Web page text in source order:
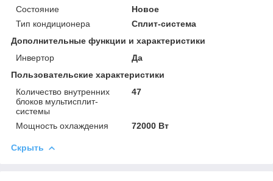
Состояние
Новое
Тип кондиционера
Сплит-система
Дополнительные функции и характеристики
Инвертор
Да
Пользовательские характеристики
Количество внутренних
блоков мультисплит-
системы
47
Мощность охлаждения 72000 Вт
Скрыть